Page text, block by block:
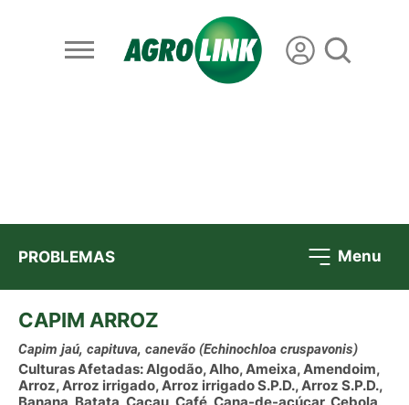
PROBLEMAS Menu
CAPIM ARROZ
Capim jaú, capituva, canevão (Echinochloa cruspavonis)
Culturas Afetadas: Algodão, Alho, Ameixa, Amendoim,
Arroz, Arroz irrigado, Arroz irrigado S.P.D., Arroz S.P.D.,